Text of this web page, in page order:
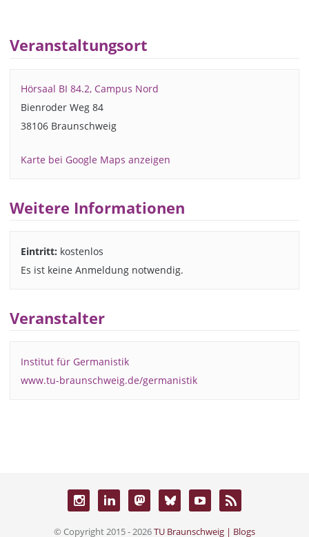
Veranstaltungsort
Hörsaal BI 84.2, Campus Nord
Bienroder Weg 84
38106 Braunschweig
Karte bei Google Maps anzeigen
Weitere Informationen
Eintritt: kostenlos
Es ist keine Anmeldung notwendig.
Veranstalter
Institut für Germanistik
www.tu-braunschweig.de/germanistik
© Copyright 2015 - 2026TU Braunschweig | Blogs